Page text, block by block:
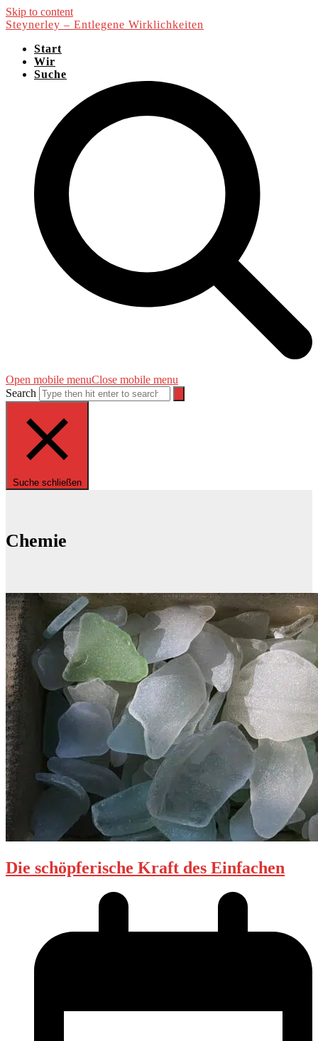
Skip to content
Steynerley – Entlegene Wirklichkeiten
Start
Wir
Suche
Open mobile menuClose mobile menu
Search
Suche schließen
Chemie
Die schöpferische Kraft des Einfachen